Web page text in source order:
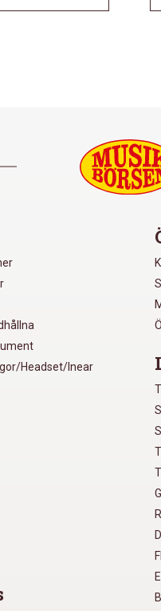
Headset/Inear